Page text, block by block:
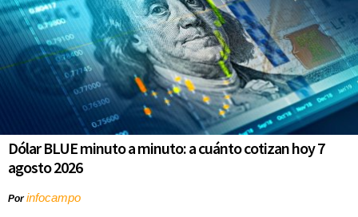
Dólar BLUE minuto a minuto: a cuánto cotizan hoy 7
agosto 2026
Porinfocampo